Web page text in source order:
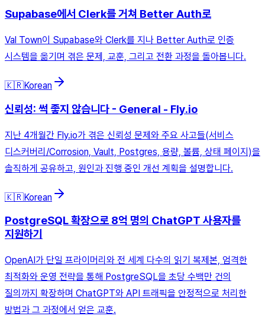
Supabase에서 Clerk를 거쳐 Better Auth로
Val Town이 Supabase와 Clerk를 지나 Better Auth로 인증
시스템을 옮기며 겪은 문제, 교훈, 그리고 전환 과정을 돌아봅니다.
🇰🇷Korean
신뢰성: 썩 좋지 않습니다 - General - Fly.io
지난 4개월간 Fly.io가 겪은 신뢰성 문제와 주요 사고들(서비스
디스커버리/Corrosion, Vault, Postgres, 용량, 볼륨, 상태 페이지)을
솔직하게 공유하고, 원인과 진행 중인 개선 계획을 설명합니다.
🇰🇷Korean
PostgreSQL 확장으로 8억 명의 ChatGPT 사용자를
지원하기
OpenAI가 단일 프라이머리와 전 세계 다수의 읽기 복제본, 엄격한
최적화와 운영 전략을 통해 PostgreSQL을 초당 수백만 건의
질의까지 확장하며 ChatGPT와 API 트래픽을 안정적으로 처리한
방법과 그 과정에서 얻은 교훈.